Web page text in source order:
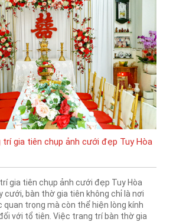
trí gia tiên chụp ảnh cưới đẹp Tuy Hòa
gia tiên chụp ảnh cưới đẹp Tuy Hòa
cưới, bàn thờ gia tiên không chỉ là nơi
quan trọng mà còn thể hiện lòng kính
với tổ tiên. Việc trang trí bàn thờ gia